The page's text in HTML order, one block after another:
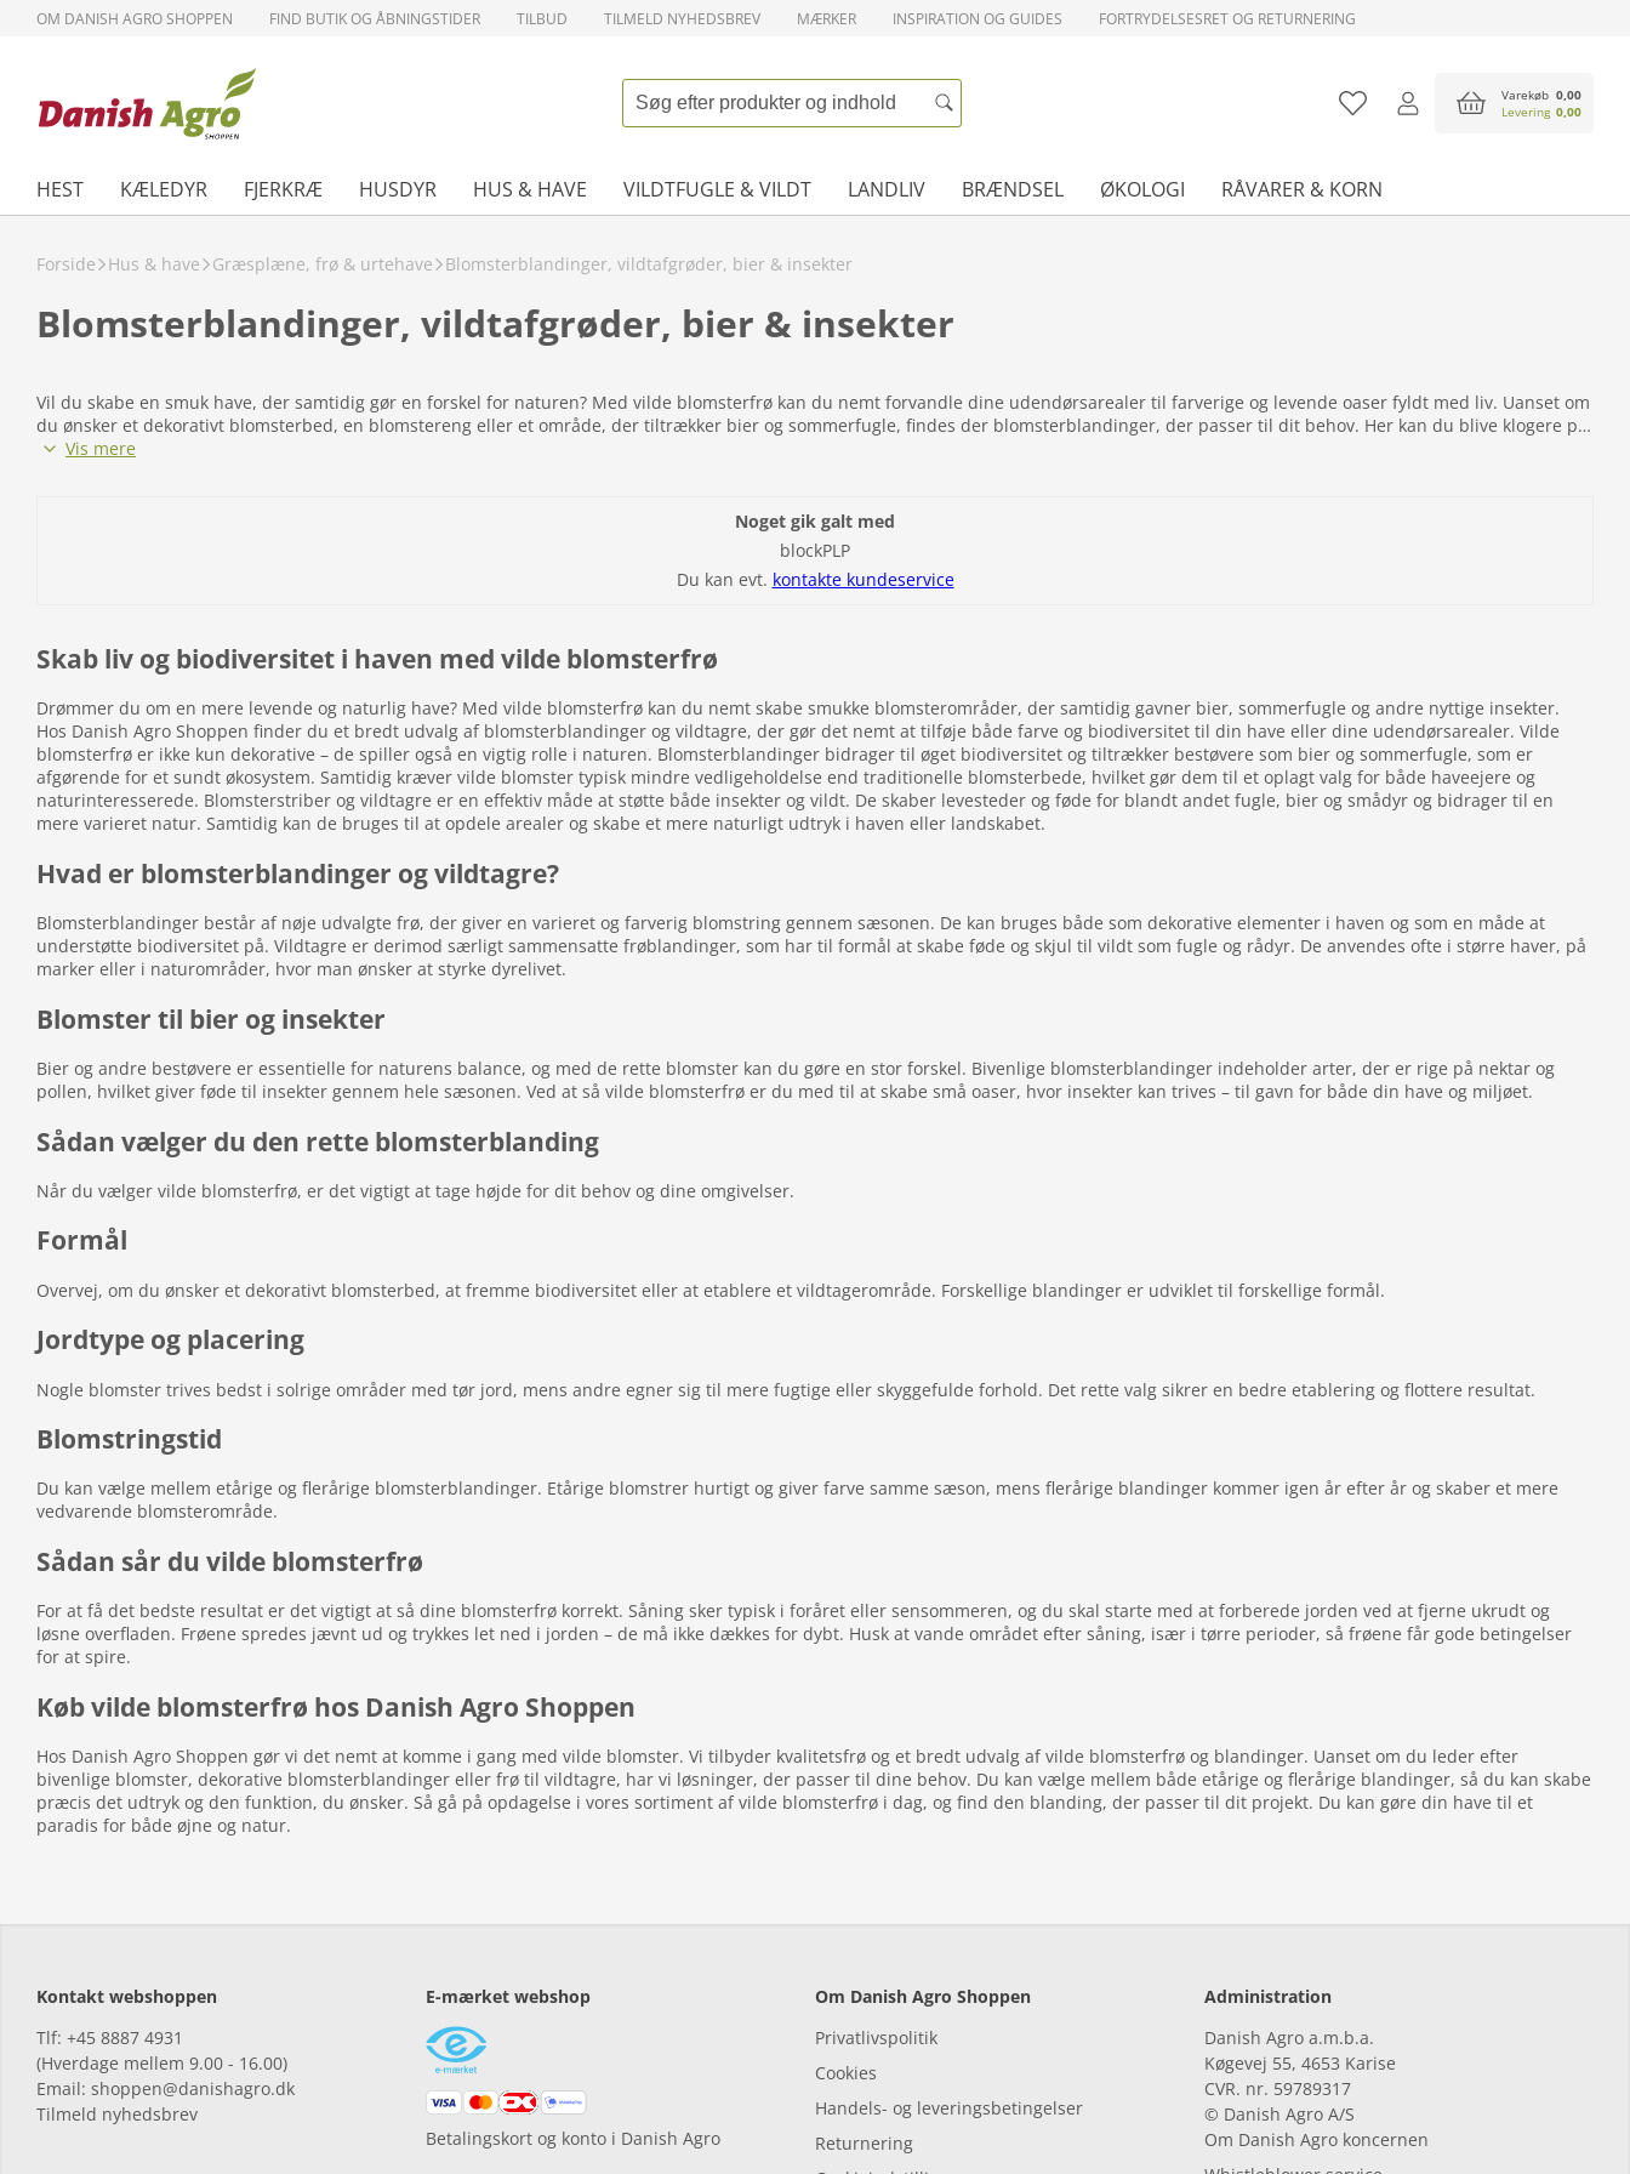
OM DANISH AGRO SHOPPEN FIND BUTIK OG ÅBNINGSTIDER TILBUD TILMELD NYHEDSBREV MÆRKER INSPIRATION OG GUIDES FORTRYDELSESRET OG RETURNERING
Varekøb 0,00
Levering 0,00
HEST KÆLEDYR FJERKRÆ HUSDYR HUS & HAVE VILDTFUGLE & VILDT LANDLIV BRÆNDSEL ØKOLOGI RÅVARER & KORN
Forside Hus & have Græsplæne, frø & urtehave Blomsterblandinger, vildtafgrøder, bier & insekter
Blomsterblandinger, vildtafgrøder, bier & insekter
Vil du skabe en smuk have, der samtidig gør en forskel for naturen? Med vilde blomsterfrø kan du nemt forvandle dine udendørsarealer til farverige og levende oaser fyldt med liv. Uanset om
du ønsker et dekorativt blomsterbed, en blomstereng eller et område, der tiltrækker bier og sommerfugle, findes der blomsterblandinger, der passer til dit behov. Her kan du blive klogere på
fordelene ved vilde blomsterfrø, hvordan du vælger den rette blanding, og hvordan du kommer godt i gang.
Vis mere
Noget gik galt med
blockPLP
Du kan evt. kontakte kundeservice
Skab liv og biodiversitet i haven med vilde blomsterfrø
Drømmer du om en mere levende og naturlig have? Med vilde blomsterfrø kan du nemt skabe smukke blomsterområder, der samtidig gavner bier, sommerfugle og andre nyttige insekter.
Hos Danish Agro Shoppen finder du et bredt udvalg af blomsterblandinger og vildtagre, der gør det nemt at tilføje både farve og biodiversitet til din have eller dine udendørsarealer. Vilde
blomsterfrø er ikke kun dekorative – de spiller også en vigtig rolle i naturen. Blomsterblandinger bidrager til øget biodiversitet og tiltrækker bestøvere som bier og sommerfugle, som er
afgørende for et sundt økosystem. Samtidig kræver vilde blomster typisk mindre vedligeholdelse end traditionelle blomsterbede, hvilket gør dem til et oplagt valg for både haveejere og
naturinteresserede. Blomsterstriber og vildtagre er en effektiv måde at støtte både insekter og vildt. De skaber levesteder og føde for blandt andet fugle, bier og smådyr og bidrager til en
mere varieret natur. Samtidig kan de bruges til at opdele arealer og skabe et mere naturligt udtryk i haven eller landskabet.
Hvad er blomsterblandinger og vildtagre?
Blomsterblandinger består af nøje udvalgte frø, der giver en varieret og farverig blomstring gennem sæsonen. De kan bruges både som dekorative elementer i haven og som en måde at
understøtte biodiversitet på. Vildtagre er derimod særligt sammensatte frøblandinger, som har til formål at skabe føde og skjul til vildt som fugle og rådyr. De anvendes ofte i større haver, på
marker eller i naturområder, hvor man ønsker at styrke dyrelivet.
Blomster til bier og insekter
Bier og andre bestøvere er essentielle for naturens balance, og med de rette blomster kan du gøre en stor forskel. Bivenlige blomsterblandinger indeholder arter, der er rige på nektar og
pollen, hvilket giver føde til insekter gennem hele sæsonen. Ved at så vilde blomsterfrø er du med til at skabe små oaser, hvor insekter kan trives – til gavn for både din have og miljøet.
Sådan vælger du den rette blomsterblanding
Når du vælger vilde blomsterfrø, er det vigtigt at tage højde for dit behov og dine omgivelser.
Formål
Overvej, om du ønsker et dekorativt blomsterbed, at fremme biodiversitet eller at etablere et vildtagerområde. Forskellige blandinger er udviklet til forskellige formål.
Jordtype og placering
Nogle blomster trives bedst i solrige områder med tør jord, mens andre egner sig til mere fugtige eller skyggefulde forhold. Det rette valg sikrer en bedre etablering og flottere resultat.
Blomstringstid
Du kan vælge mellem etårige og flerårige blomsterblandinger. Etårige blomstrer hurtigt og giver farve samme sæson, mens flerårige blandinger kommer igen år efter år og skaber et mere
vedvarende blomsterområde.
Sådan sår du vilde blomsterfrø
For at få det bedste resultat er det vigtigt at så dine blomsterfrø korrekt. Såning sker typisk i foråret eller sensommeren, og du skal starte med at forberede jorden ved at fjerne ukrudt og
løsne overfladen. Frøene spredes jævnt ud og trykkes let ned i jorden – de må ikke dækkes for dybt. Husk at vande området efter såning, især i tørre perioder, så frøene får gode betingelser
for at spire.
Køb vilde blomsterfrø hos Danish Agro Shoppen
Hos Danish Agro Shoppen gør vi det nemt at komme i gang med vilde blomster. Vi tilbyder kvalitetsfrø og et bredt udvalg af vilde blomsterfrø og blandinger. Uanset om du leder efter
bivenlige blomster, dekorative blomsterblandinger eller frø til vildtagre, har vi løsninger, der passer til dine behov. Du kan vælge mellem både etårige og flerårige blandinger, så du kan skabe
præcis det udtryk og den funktion, du ønsker. Så gå på opdagelse i vores sortiment af vilde blomsterfrø i dag, og find den blanding, der passer til dit projekt. Du kan gøre din have til et
paradis for både øjne og natur.
Kontakt webshoppen
Tlf: +45 8887 4931
(Hverdage mellem 9.00 - 16.00)
Email: shoppen@danishagro.dk
Tilmeld nyhedsbrev
E-mærket webshop
Betalingskort og konto i Danish Agro
Om Danish Agro Shoppen
Privatlivspolitik
Cookies
Handels- og leveringsbetingelser
Returnering
Administration
Danish Agro a.m.b.a.
Køgevej 55, 4653 Karise
CVR. nr. 59789317
© Danish Agro A/S
Om Danish Agro koncernen